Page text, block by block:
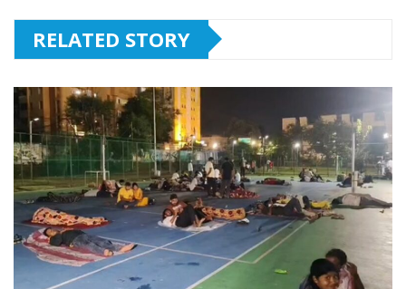
RELATED STORY